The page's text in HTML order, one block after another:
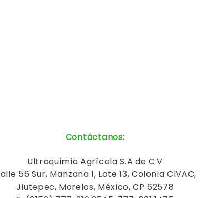
Contáctanos:
Ultraquimia Agrícola S.A de C.V
56 Sur, Manzana 1, Lote 13, Colonia CIVAC,
Jiutepec, Morelos, México, CP 62578